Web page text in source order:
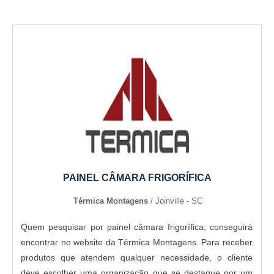
PAINEL CÂMARA FRIGORÍFICA
Térmica Montagens / Joinville - SC
Quem pesquisar por painel câmara frigorífica, conseguirá
encontrar no website da Térmica Montagens. Para receber
produtos que atendem qualquer necessidade, o cliente